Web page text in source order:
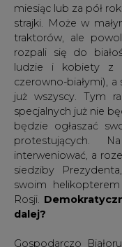
miesiąc lub za pół
strajki. Może w
traktorów, ale
rozpali się do
ludzie i kobiety z
czerowno-białymi),
już wszyscy. Tym
specjalnych już nie
będzie ogłaszać
protestujących.
interweniować, a
siedziby
swoim
Rosji.
dalej?
Gospodarczo